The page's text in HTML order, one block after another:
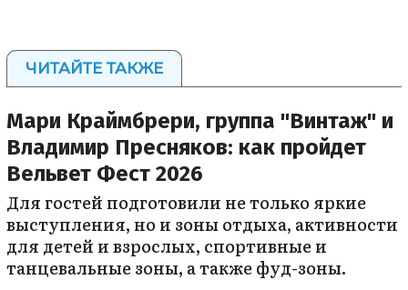
ЧИТАЙТЕ ТАКЖЕ
Мари Краймбрери, группа "Винтаж" и
Владимир Пресняков: как пройдет
Вельвет Фест 2026
Для гостей подготовили не только яркие
выступления, но и зоны отдыха, активности
для детей и взрослых, спортивные и
танцевальные зоны, а также фуд-зоны.